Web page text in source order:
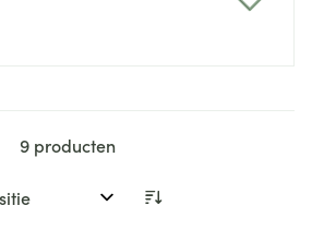
9 producten
op: